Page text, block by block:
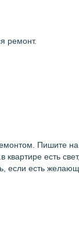
ремонт.
Пишите
есть
если есть